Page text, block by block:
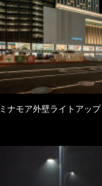
ミナモア外壁ライトアップ